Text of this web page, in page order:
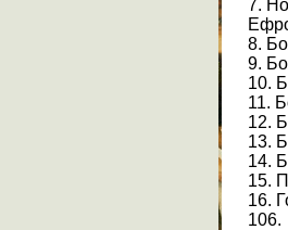
7.
8.
9.
10.
11.
12.
13.
14.
15.
16.
106.